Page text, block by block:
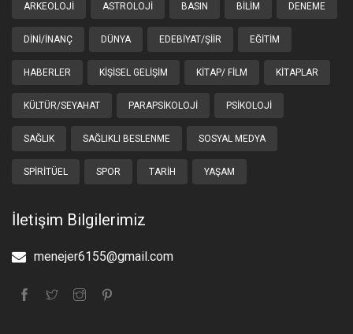
ARKEOLOJI ASTROLOJI BASIN BILIM DENEME
DINI/İNANÇ DÜNYA EDEBIYAT/ŞIIR EĞITIM
HABERLER KIŞISEL GELIŞIM KITAP/ FILM KITAPLAR
KÜLTÜR/SEYAHAT PARAPSIKOLOJI PSIKOLOJI
SAĞLIK SAĞLIKLI BESLENME SOSYAL MEDYA
SPIRITÜEL SPOR TARIH YAŞAM
İletişim Bilgilerimiz
menejer6155@gmail.com